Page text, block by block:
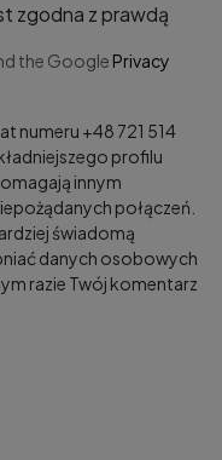
zgodna z prawdą
the Google Privacy
numeru +48 721 514
profilu
innym
połączeń.
świadomą
danych osobowych
razie Twój komentarz